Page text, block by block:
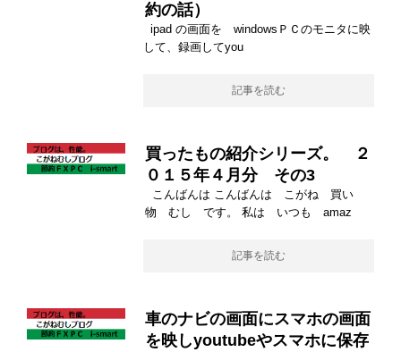
約の話）
ipad の画面を windowsＰＣのモニタに映
して、録画してyou
記事を読む
買ったもの紹介シリーズ。 ２
０１５年４月分 その3
こんばんは こんばんは こがね 買い
物 むし です。 私は いつも amaz
記事を読む
車のナビの画面にスマホの画面
を映しyoutubeやスマホに保存